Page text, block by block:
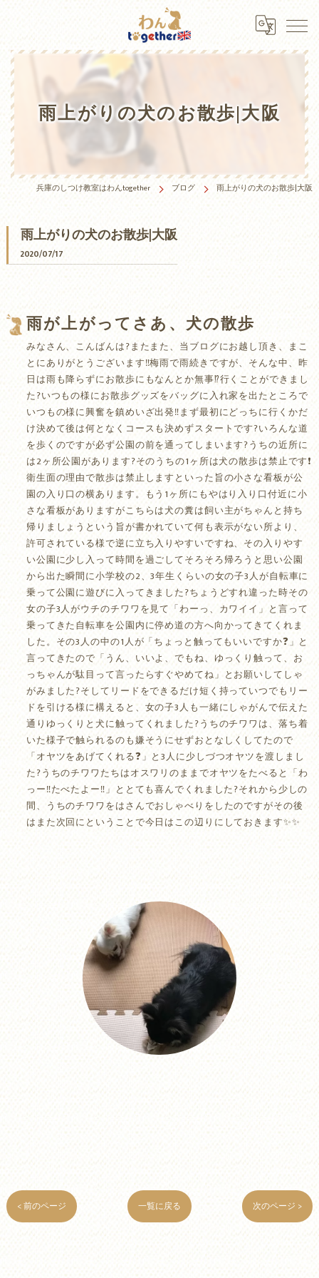
雨上がりの犬のお散歩|大阪
兵庫のしつけ教室はわんtogether ブログ 雨上がりの犬のお散歩|大阪
雨上がりの犬のお散歩|大阪
2020/07/17
みなさん、こんばんは?またまた、当ブログにお越し頂き、まこ
とにありがとうございます‼️梅雨で雨続きですが、そんな中、昨
日は雨も降らずにお散歩にもなんとか無事⁉️行くことができまし
た?いつもの様にお散歩グッズをバッグに入れ家を出たところで
いつもの様に興奮を鎮めいざ出発‼️まず最初にどっちに行くかだ
け決めて後は何となくコースも決めずスタートです?いろんな道
を歩くのですが必ず公園の前を通ってしまいます?うちの近所に
は2ヶ所公園があります?そのうちの1ヶ所は犬の散歩は禁止です❗️
衛生面の理由で散歩は禁止しますといった旨の小さな看板が公
園の入り口の横あります。もう1ヶ所にもやはり入り口付近に小
さな看板がありますがこちらは犬の糞は飼い主がちゃんと持ち
帰りましょうという旨が書かれていて何も表示がない所より、
許可されている様で逆に立ち入りやすいですね、その入りやす
い公園に少し入って時間を過ごしてそろそろ帰ろうと思い公園
から出た瞬間に小学校の2、3年生くらいの女の子3人が自転車に
乗って公園に遊びに入ってきました?ちょうどすれ違った時その
女の子3人がウチのチワワを見て「わーっ、カワイイ」と言って
乗ってきた自転車を公園内に停め道の方へ向かってきてくれま
した。その3人の中の1人が「ちょっと触ってもいいですか❓」と
言ってきたので「うん、いいよ、でもね、ゆっくり触って、お
っちゃんが駄目って言ったらすぐやめてね」とお願いしてしゃ
がみました?そしてリードをできるだけ短く持っていつでもリー
ドを引ける様に構えると、女の子3人も一緒にしゃがんで伝えた
通りゆっくりと犬に触ってくれました?うちのチワワは、落ち着
いた様子で触られるのも嫌そうにせずおとなしくしてたので
「オヤツをあげてくれる❓」と3人に少しづつオヤツを渡しまし
た?うちのチワワたちはオスワリのままでオヤツをたべると「わ
っー‼️たべたよー‼️」ととても喜んでくれました?それから少しの
間、うちのチワワをはさんでおしゃべりをしたのですがその後
はまた次回にということで今日はこの辺りにしておきます✨✨
雨が上がってさあ、犬の散歩
< 前のページ 一覧に戻る 次のページ >